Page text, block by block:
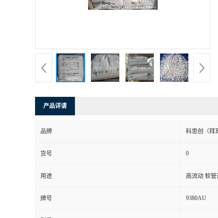
产品详请
品牌 科思创（拜
货号 0
用途 高流动 软管
牌号 9380AU